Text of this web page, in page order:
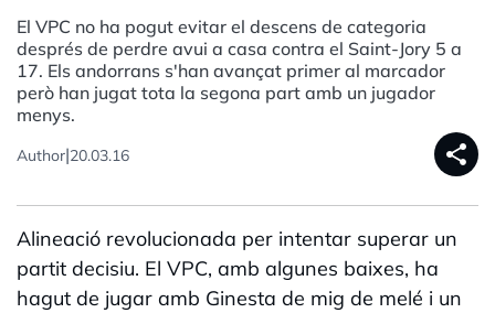
El VPC no ha pogut evitar el descens de categoria
després de perdre avui a casa contra el Saint-Jory 5 a
17. Els andorrans s'han avançat primer al marcador
però han jugat tota la segona part amb un jugador
menys.
Author|20.03.16 share
Alineació revolucionada per intentar superar un
partit decisiu. El VPC, amb algunes baixes, ha
hagut de jugar amb Ginesta de mig de melé i un